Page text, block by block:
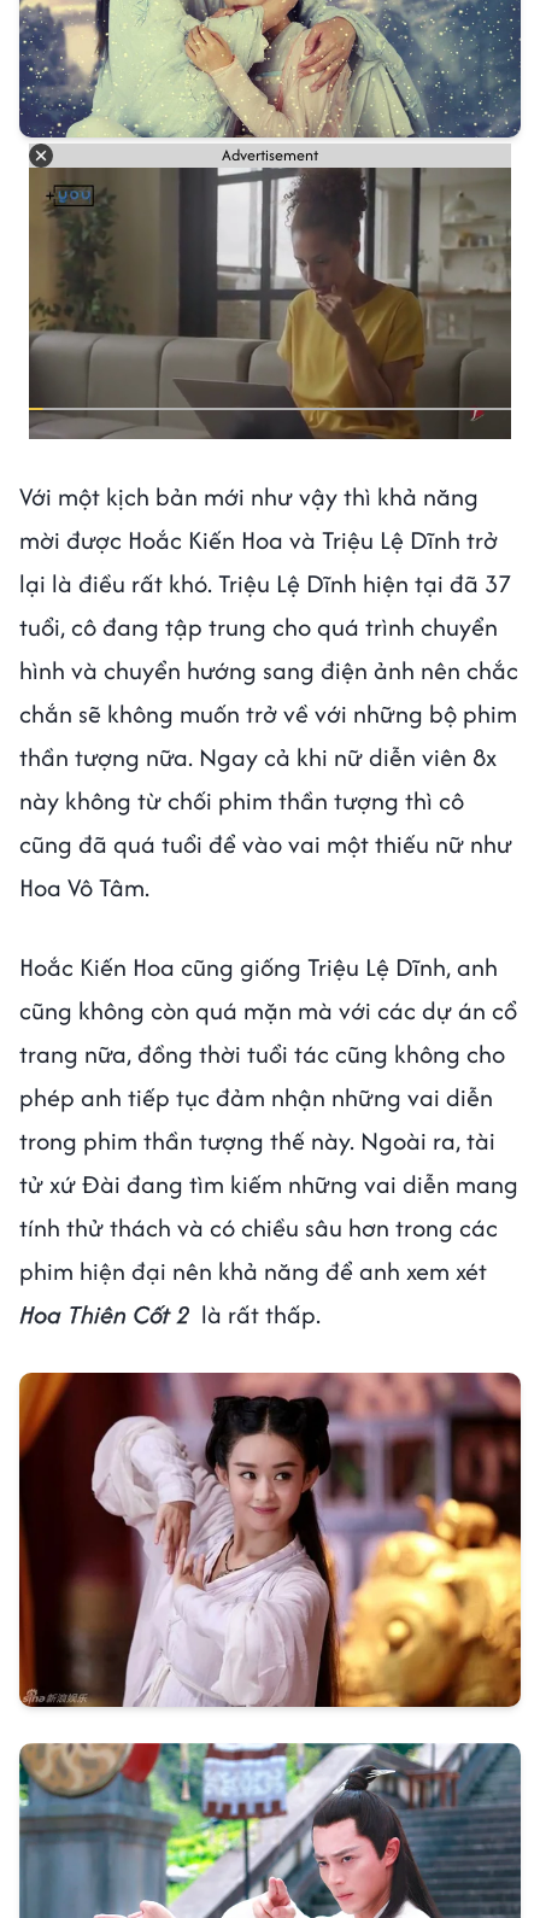
Advertisement
Với một kịch bản mới như vậy thì khả năng
mời được Hoắc Kiến Hoa và Triệu Lệ Dĩnh trở
lại là điều rất khó. Triệu Lệ Dĩnh hiện tại đã 37
tuổi, cô đang tập trung cho quá trình chuyển
hình và chuyển hướng sang điện ảnh nên chắc
chắn sẽ không muốn trở về với những bộ phim
thần tượng nữa. Ngay cả khi nữ diễn viên 8x
này không từ chối phim thần tượng thì cô
cũng đã quá tuổi để vào vai một thiếu nữ như
Hoa Vô Tâm.
Hoắc Kiến Hoa cũng giống Triệu Lệ Dĩnh, anh
cũng không còn quá mặn mà với các dự án cổ
trang nữa, đồng thời tuổi tác cũng không cho
phép anh tiếp tục đảm nhận những vai diễn
trong phim thần tượng thế này. Ngoài ra, tài
tử xứ Đài đang tìm kiếm những vai diễn mang
tính thử thách và có chiều sâu hơn trong các
phim hiện đại nên khả năng để anh xem xét
Hoa Thiên Cốt 2 là rất thấp.